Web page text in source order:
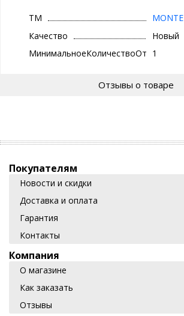
ТМ
MONTE
Качество
Новый
МинимальноеКоличествоОтгрузки
1
Отзывы о товаре
Покупателям
Новости и скидки
Доставка и оплата
Гарантия
Контакты
Компания
О магазине
Как заказать
Отзывы